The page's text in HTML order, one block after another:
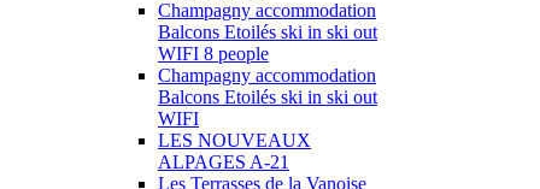
Champagny accommodation
Balcons Etoilés ski in ski out
WIFI 8 people
Champagny accommodation
Balcons Etoilés ski in ski out
WIFI
LES NOUVEAUX
ALPAGES A-21
Les Terrasses de la Vanoise